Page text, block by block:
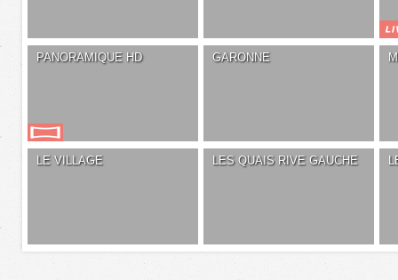
PANORAMIQUE HD GARONNE
LE VILLAGE LES QUAIS RIVE GAUCHE